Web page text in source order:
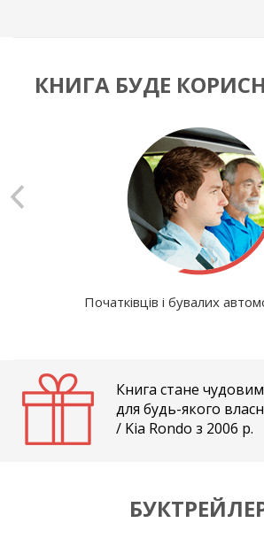
КНИГА БУДЕ
Початківців і бувалих
Книга стане
для будь-якого
/ Kia Rondo з 2006 р.